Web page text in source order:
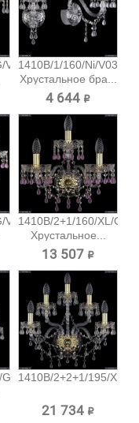
V0300
1410B/1/160/Ni/V0300
Хрустальное бра...
4 644 ₽
V7010
1410B/2+1/160/XL/G/
Хрустальное...
13 507 ₽
V0300
1410B/2+2+1/195/XL/
21 734 ₽